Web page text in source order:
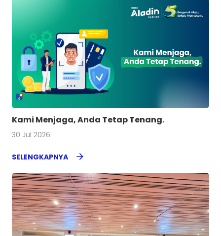
Kami Menjaga, Anda Tetap Tenang.
30 Jul 2026
SELENGKAPNYA